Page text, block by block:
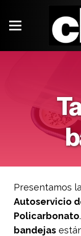
Presentamos
Autoservicio
Policarbonato
bandejas